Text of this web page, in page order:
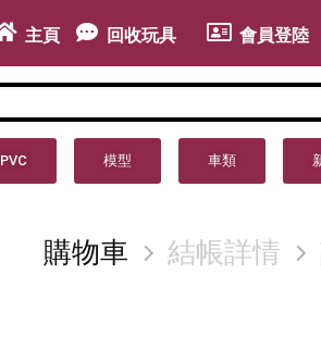
主頁 回收玩具 會員登陸
PVC 模型 車類
購物車 結帳詳情